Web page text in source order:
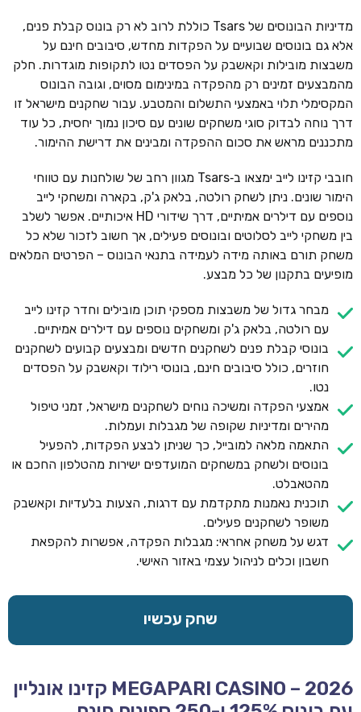
מדיניות הבונוסים של Tsars כוללת לרוב לא רק בונוס קבלת פנים,
אלא גם בונוסים שבועיים על הפקדות מחדש, סיבובים חינם על
משבצות מובילות וקאשבק על הפסדים נטו לתקופות מוגדרות. חלק
מהמבצעים זמינים רק מהפקדה במינימום מסוים, וגובה הבונוס
המקסימלי תלוי באמצעי התשלום והמטבע. עבור שחקנים מישראל זו
דרך נוחה לבדוק סוגי משחקים שונים עם סיכון נמוך יחסית, כל עוד
מתכננים מראש את סכום ההפקדה ומבינים את דרישת ההימור.
חובבי קזינו לייב ימצאו ב‑Tsars מגוון רחב של שולחנות עם טווחי
הימור שונים. ניתן לשחק רולטה, בלאק ג'ק, בקארה ומשחקי לייב
נוספים עם דילרים אמיתיים, דרך שידורי HD איכותיים. אפשר לשלב
בין משחקי לייב לסלוטים ובונוסים פעילים, אך חשוב לזכור שלא כל
משחק תורם באותה מידה לעמידה בתנאי הבונוס – הפרטים המלאים
מופיעים בתקנון של כל מבצע.
מבחר גדול של משבצות מספקי תוכן מובילים וחדר קזינו לייב
עם רולטה, בלאק ג'ק ומשחקים נוספים עם דילרים אמיתיים.
בונוסי קבלת פנים לשחקנים חדשים ומבצעים קבועים לשחקנים
חוזרים, כולל סיבובים חינם, בונוסי רילוד וקאשבק על הפסדים
נטו.
אמצעי הפקדה ומשיכה נוחים לשחקנים מישראל, זמני טיפול
מהירים ומדיניות שקופה של מגבלות ועמלות.
התאמה מלאה למובייל, כך שניתן לבצע הפקדות, להפעיל
בונוסים ולשחק במשחקים המועדפים ישירות מהטלפון החכם או
מהטאבלט.
תוכנית נאמנות מתקדמת עם דרגות, הצעות בלעדיות וקאשבק
משופר לשחקנים פעילים.
דגש על משחק אחראי: מגבלות הפקדה, אפשרות להקפאת
חשבון וכלים לניהול עצמי באזור האישי.
שחק עכשיו
MEGAPARI CASINO – 2026 קזינו אונליין